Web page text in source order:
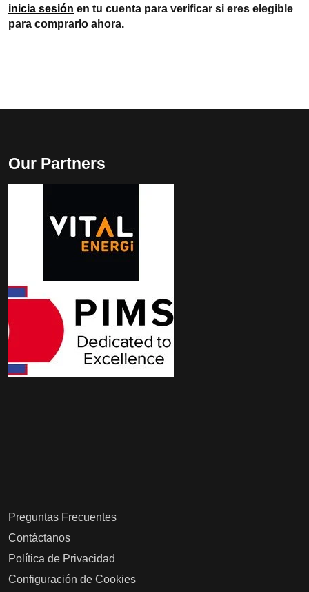
inicia sesión en tu cuenta para verificar si eres elegible
para comprarlo ahora.
Preguntas Frecuentes
Contáctanos
Política de Privacidad
Configuración de Cookies
Our Partners